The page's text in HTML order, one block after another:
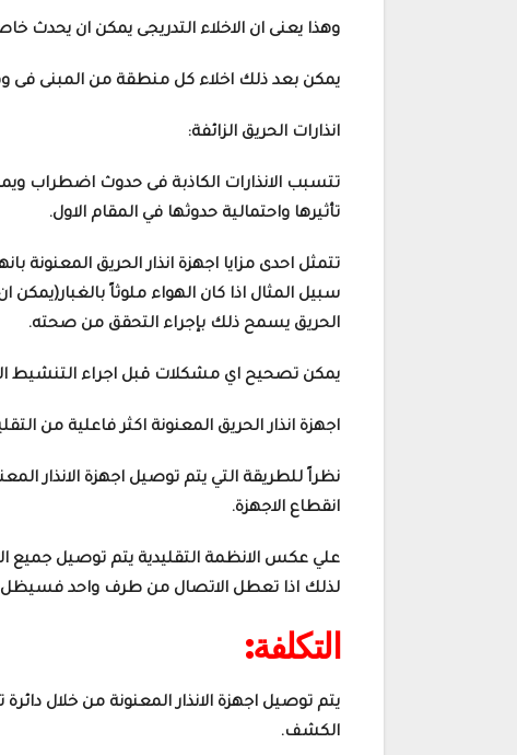
وهذا يعنى ان الاخلاء التدريجى يمكن ان يحدث
يمكن بعد ذلك اخلاء كل منطقة من المبنى فى
انذارات الحريق الزائفة:
تتسبب الانذارات الكاذبة فى حدوث اضطراب
تأثيرها واحتمالية حدوثها في المقام الاول.
تتمثل احدى مزايا اجهزة انذار الحريق
سبيل المثال اذا كان الهواء ملوثاً
الحريق يسمح ذلك بإجراء التحقق من صحته.
يمكن تصحيح اي مشكلات قبل اجراء التنشيط
اجهزة انذار الحريق المعنونة اكثر فاعلية من
نظراً للطريقة التي يتم توصيل اجهزة الانذار
انقطاع الاجهزة.
علي عكس الانظمة التقليدية يتم توصيل جميع
لذلك اذا تعطل الاتصال من طرف واحد فسيظل
التكلفة:
يتم توصيل اجهزة الانذار المعنونة من خلال
الكشف.